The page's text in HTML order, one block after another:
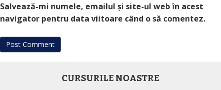
Salvează-mi numele, emailul și site-ul web în acest
navigator pentru data viitoare când o să comentez.
CURSURILE NOASTRE